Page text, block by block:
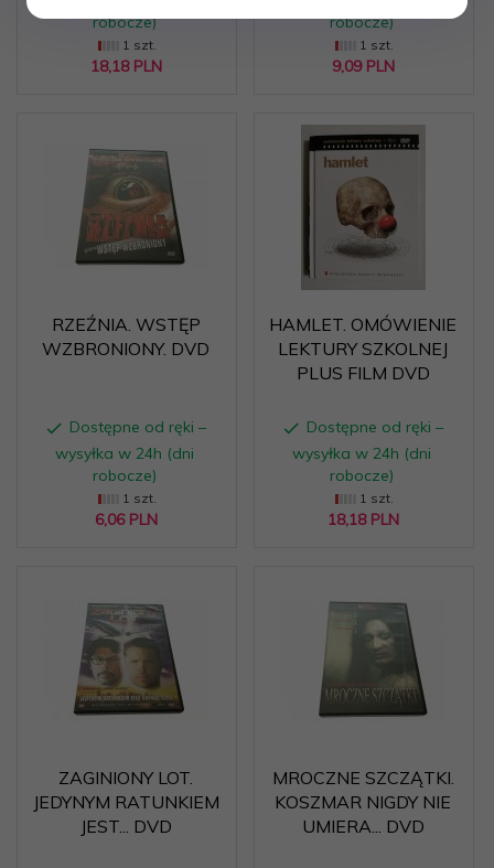
robocze)
1 szt.
18,18 PLN
robocze)
1 szt.
9,09 PLN
RZEŹNIA. WSTĘP
WZBRONIONY. DVD
Dostępne od ręki –
wysyłka w 24h (dni
robocze)
1 szt.
6,06 PLN
HAMLET. OMÓWIENIE
LEKTURY SZKOLNEJ
PLUS FILM DVD
Dostępne od ręki –
wysyłka w 24h (dni
robocze)
1 szt.
18,18 PLN
ZAGINIONY LOT.
JEDYNYM RATUNKIEM
JEST... DVD
MROCZNE SZCZĄTKI.
KOSZMAR NIGDY NIE
UMIERA... DVD